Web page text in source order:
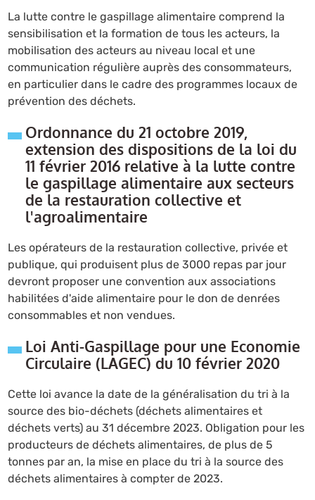
La lutte contre le gaspillage alimentaire comprend la
sensibilisation et la formation de tous les acteurs, la
mobilisation des acteurs au niveau local et une
communication régulière auprès des consommateurs,
en particulier dans le cadre des programmes locaux de
prévention des déchets.
Ordonnance du 21 octobre 2019,
extension des dispositions de la loi du
11 février 2016 relative à la lutte contre
le gaspillage alimentaire aux secteurs
de la restauration collective et
l'agroalimentaire
Les opérateurs de la restauration collective, privée et
publique, qui produisent plus de 3000 repas par jour
devront proposer une convention aux associations
habilitées d'aide alimentaire pour le don de denrées
consommables et non vendues.
Loi Anti-Gaspillage pour une Economie
Circulaire (LAGEC) du 10 février 2020
Cette loi avance la date de la généralisation du tri à la
source des bio-déchets (déchets alimentaires et
déchets verts) au 31 décembre 2023. Obligation pour les
producteurs de déchets alimentaires, de plus de 5
tonnes par an, la mise en place du tri à la source des
déchets alimentaires à compter de 2023.